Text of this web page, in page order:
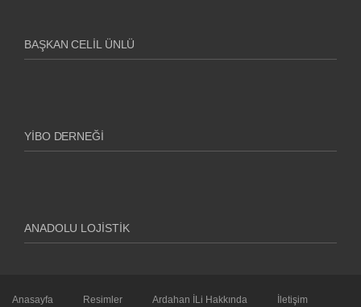
BAŞKAN CELIL ÜNLÜ
YİBO DERNEĞI
ANADOLU LOJISTIK
Anasayfa Resimler Ardahan İLi Hakkında İletişim